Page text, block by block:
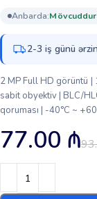
anbarda: mövcuddur
2-3 iş günü
2 MP Full HD görüntü |
sabit obyektiv | BLC/
qoruması | -40°C ~
77.00 ₼